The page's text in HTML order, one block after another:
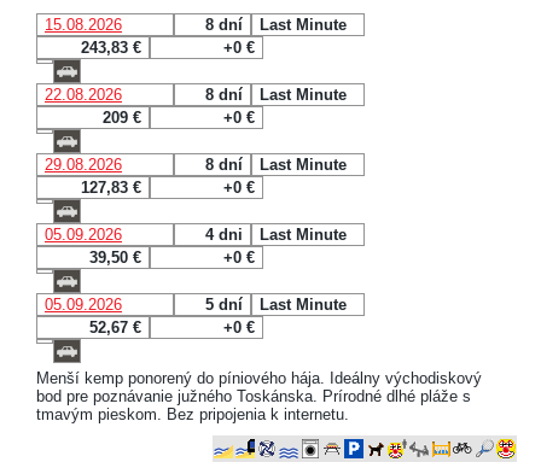
15.08.2026 8 dní
Last Minute
243,83 €
+0 €
22.08.2026 8 dní
Last Minute
209 €
+0 €
29.08.2026 8 dní
Last Minute
127,83 €
+0 €
05.09.2026 4 dni
Last Minute
39,50 €
+0 €
05.09.2026 5 dní
Last Minute
52,67 €
+0 €
Menší kemp ponorený do píniového hája. Ideálny východiskový
bod pre poznávanie južného Toskánska. Prírodné dlhé pláže s
tmavým pieskom. Bez pripojenia k internetu.